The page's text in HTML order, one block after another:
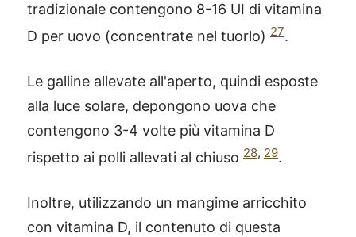
tradizionale contengono 8-16 UI di vitamina
D per uovo (concentrate nel tuorlo) 27.
Le galline allevate all'aperto, quindi esposte
alla luce solare, depongono uova che
contengono 3-4 volte più vitamina D
rispetto ai polli allevati al chiuso 28, 29.
Inoltre, utilizzando un mangime arricchito
con vitamina D, il contenuto di questa